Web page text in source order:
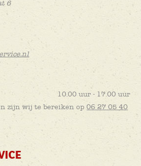
6
10.00 uur - 17.00 uur
zijn wij te bereiken op06 27 05 40